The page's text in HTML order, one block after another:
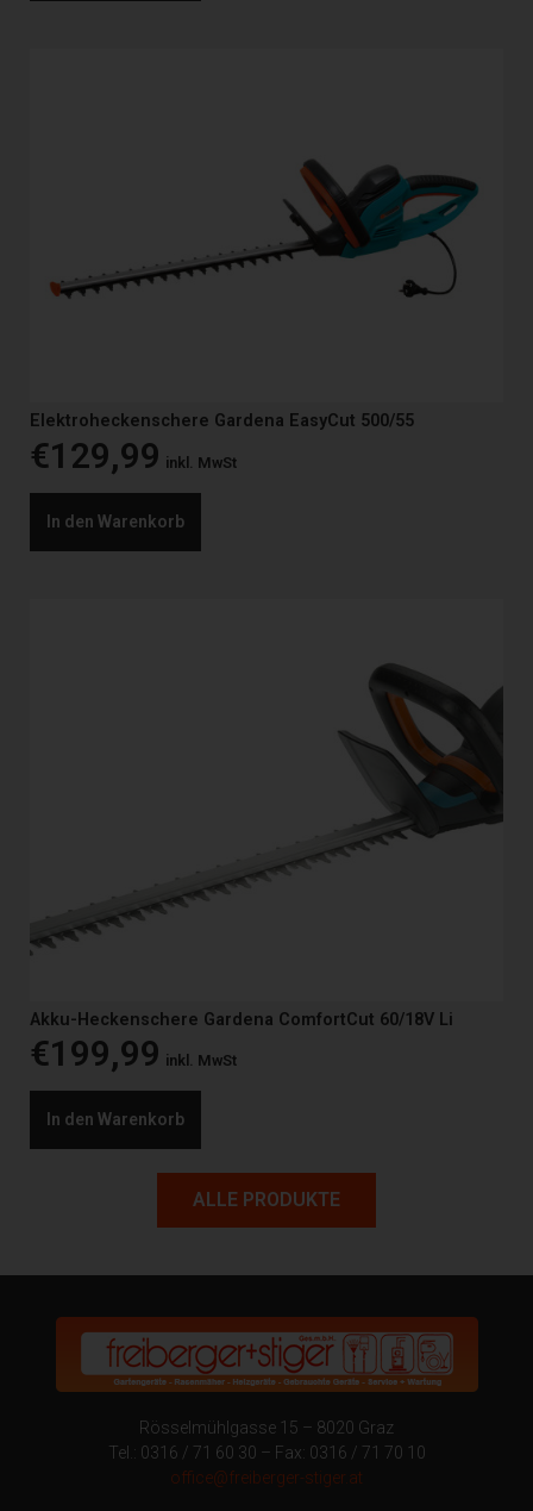
Elektroheckenschere Gardena EasyCut 500/55
€129,99 inkl. MwSt
In den Warenkorb
Akku-Heckenschere Gardena ComfortCut 60/18V Li
€199,99 inkl. MwSt
In den Warenkorb
ALLE PRODUKTE
Rösselmühlgasse 15 – 8020 Graz
Tel.: 0316 / 71 60 30 – Fax: 0316 / 71 70 10
office@freiberger-stiger.at